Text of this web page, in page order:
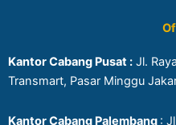
Kantor Cabang Pusat : Jl.
Transmart, Pasar Minggu
Kantor Cabang Palembang :